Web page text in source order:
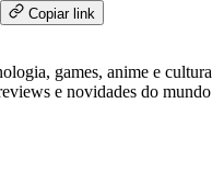
Copiar link
games, anime e cultura
e novidades do mundo